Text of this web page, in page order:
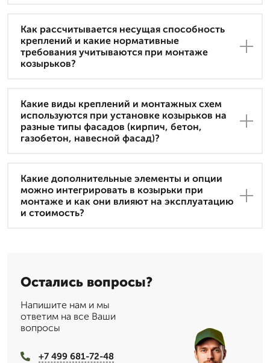
Как рассчитывается несущая способность
креплений и какие нормативные
требования учитываются при монтаже
козырьков?
Какие виды креплений и монтажных схем
используются при установке козырьков на
разные типы фасадов (кирпич, бетон,
газобетон, навесной фасад)?
Какие дополнительные элементы и опции
можно интегрировать в козырьки при
монтаже и как они влияют на эксплуатацию
и стоимость?
Остались вопросы?
Напишите нам и мы
ответим на все Ваши
вопросы
+7 499 681-72-48